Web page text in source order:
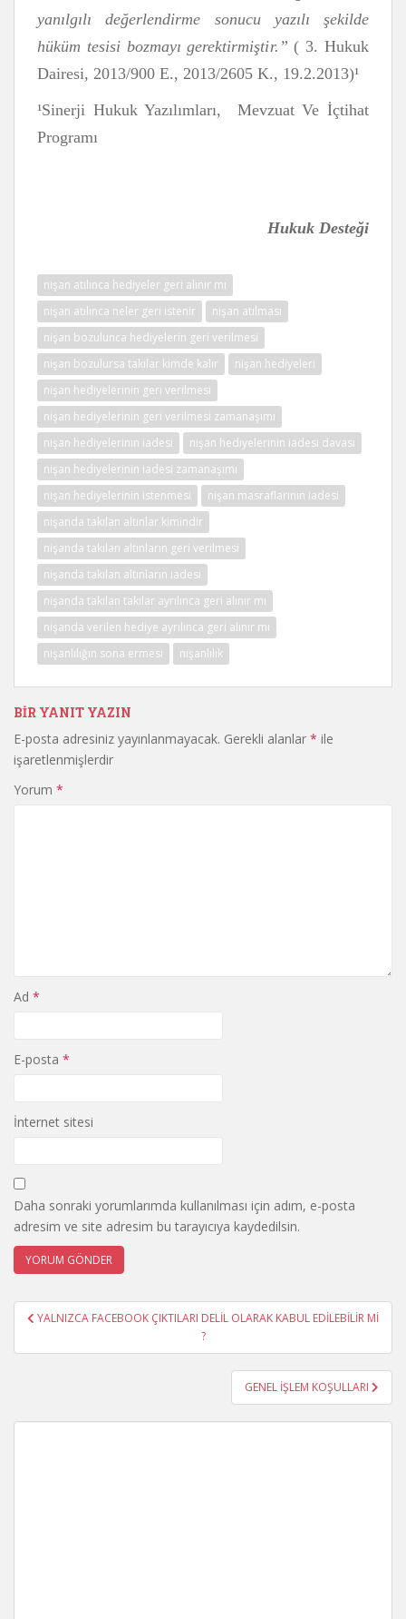
yanılgılı değerlendirme sonucu yazılı şekilde
hüküm tesisi bozmayı gerektirmiştir.” ( 3. Hukuk
Dairesi, 2013/900 E., 2013/2605 K., 19.2.2013)¹
¹Sinerji Hukuk Yazılımları, Mevzuat Ve İçtihat
Programı
Hukuk Desteği
nişan atılınca hediyeler geri alınır mı
nişan atılınca neler geri istenir
nişan atılması
nişan bozulunca hediyelerin geri verilmesi
nişan bozulursa takılar kimde kalır
nişan hediyeleri
nişan hediyelerinin geri verilmesi
nişan hediyelerinin geri verilmesi zamanaşımı
nişan hediyelerinin iadesi
nişan hediyelerinin iadesi davası
nişan hediyelerinin iadesi zamanaşımı
nişan hediyelerinin istenmesi
nişan masraflarının iadesi
nişanda takılan altınlar kimindir
nişanda takılan altınların geri verilmesi
nişanda takılan altınların iadesi
nişanda takılan takılar ayrılınca geri alınır mı
nişanda verilen hediye ayrılınca geri alınır mı
nişanlılığın sona ermesi
nişanlılık
BIR YANIT YAZIN
E-posta adresiniz yayınlanmayacak. Gerekli alanlar * ile
işaretlenmişlerdir
Yorum *
Ad *
E-posta *
İnternet sitesi
Daha sonraki yorumlarımda kullanılması için adım, e-posta
adresim ve site adresim bu tarayıcıya kaydedilsin.
YazıYALNIZCA FACEBOOK ÇIKTILARI DELİL OLARAK KABUL EDİLEBİLİR Mİ
?
GENEL İŞLEM KOŞULLARI